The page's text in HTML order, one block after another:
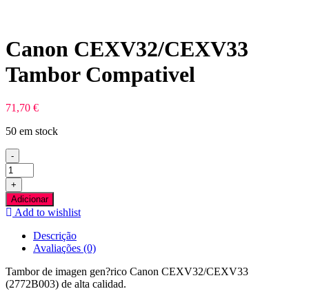
Canon CEXV32/CEXV33
Tambor Compativel
71,70 €
50 em stock
-
Quantidade
de
Canon
CEXV32/CEXV33
Tambor
Compativel
+
Adicionar
Add to wishlist
Descrição
Avaliações (0)
Tambor de imagen gen?rico Canon CEXV32/CEXV33
(2772B003) de alta calidad.